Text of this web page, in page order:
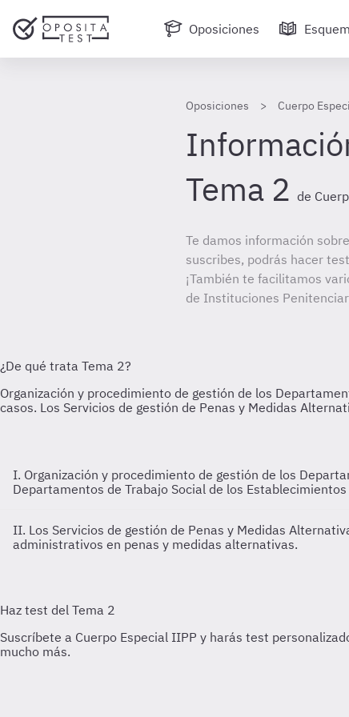
Oposiciones
Oposiciones Cuerpo
Tema 2 de
Te damos información
suscribes, podrás hacer
¡También te facilitamos
de Instituciones
I. Organización y procedimiento de gestión de los
Departamentos de Trabajo Social de los
II. Los Servicios de gestión de Penas y Medidas
administrativos en penas y medidas alternativas.